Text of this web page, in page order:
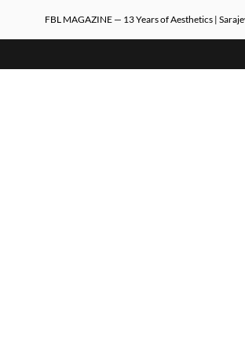
FBL MAGAZINE — 13 Years of Aesthetics |